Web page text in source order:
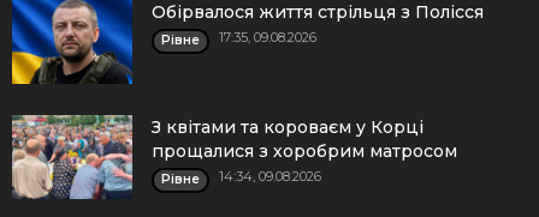
Обірвалося життя стрільця з Полісся
Рівне 17:35, 09.08.2026
З квітами та короваєм у Корці
прощалися з хоробрим матросом
Рівне 14:34, 09.08.2026